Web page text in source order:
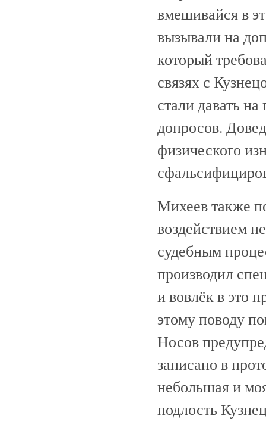
вмешивайся в
вызывали на
который
связях с
стали давать
допросов.
физического
Михеев также
воздействием
судебным
производил
и вовлёк в это
этому поводу
Носов
записано в
небольшая и
подлость